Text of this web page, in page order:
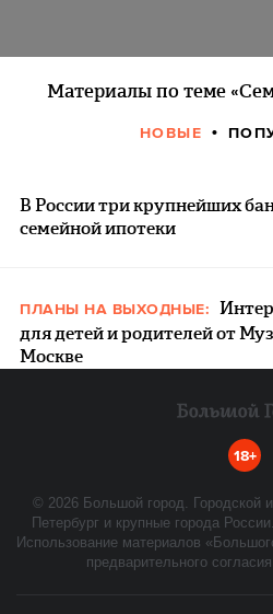
Материалы по теме
НОВЫЕ
В России три крупнейших
семейной ипотеки
ПЛАНЫ НА ВЫХОДНЫЕ:
для детей и родителей от
Москве
18+
© 2026 Большой город. Городской
Петербург и крупные города
Использование материалов
предварительного